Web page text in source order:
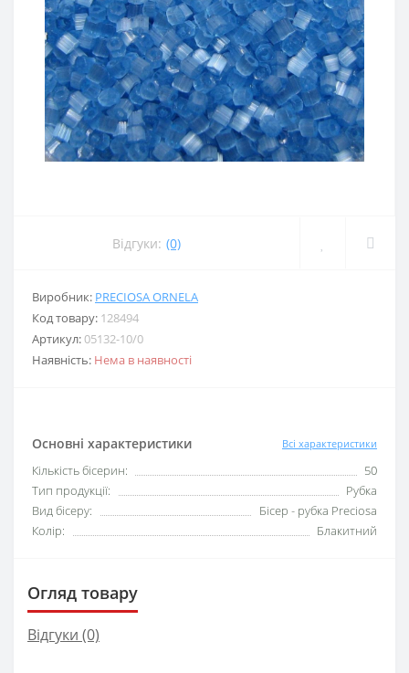
Відгуки: (0)
Виробник: PRECIOSA ORNELA
Код товару: 128494
Артикул:05132-10/0
Наявність: Нема в наявності
Основні характеристики Всі характеристики
Кількість бісерин:
50
Тип продукції:
Рубка
Вид бісеру:
Бісер - рубка Preciosa
Колір:
Блакитний
Огляд товару
Відгуки (0)